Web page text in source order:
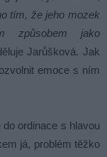
tím, že jeho mozek
způsobem jako
Jarůšková. Jak
emoce s ním
ordinace s hlavou
já, problém těžko